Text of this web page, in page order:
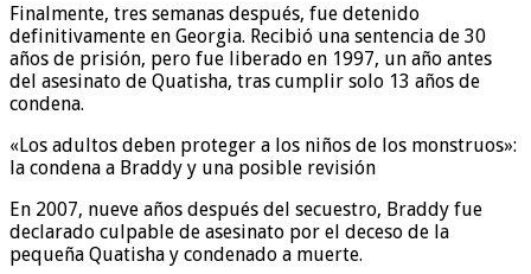
Finalmente, tres semanas después, fue detenido
definitivamente en Georgia. Recibió una sentencia de 30
años de prisión, pero fue liberado en 1997, un año antes
del asesinato de Quatisha, tras cumplir solo 13 años de
condena.
«Los adultos deben proteger a los niños de los monstruos»:
la condena a Braddy y una posible revisión
En 2007, nueve años después del secuestro, Braddy fue
declarado culpable de asesinato por el deceso de la
pequeña Quatisha y condenado a muerte.